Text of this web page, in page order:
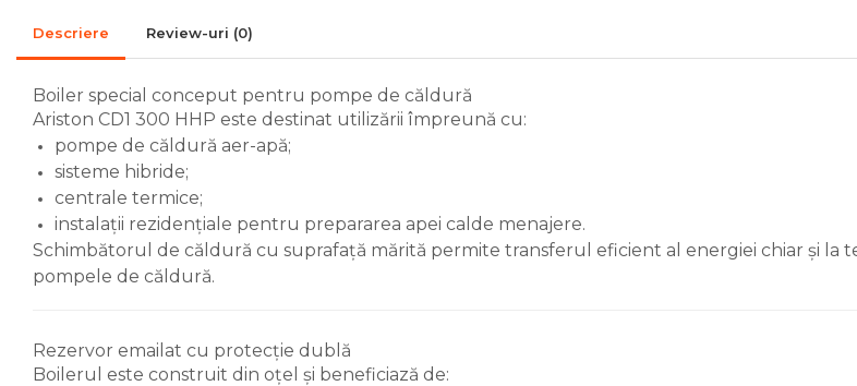
Radiatoare din aluminiu
Radiatoare de baie
portprosop
Accesorii radiatoare
Preparatoare pentru apa calda
menajera
Boilere electrice
Boilere indirecte cu
serpentina
Descriere Review-uri (0)
Boiler special conceput pentru pompe de căldură
Ariston CD1 300 HHP este destinat utilizării împreună cu:
pompe de căldură aer-apă;
sisteme hibride;
centrale termice;
instalații rezidențiale pentru prepararea apei calde menajere.
Schimbătorul de căldură cu suprafață mărită permite transferul eficient al energiei chiar și
pompele de căldură.
Rezervor emailat cu protecție dublă
Boilerul este construit din oțel și beneficiază de: